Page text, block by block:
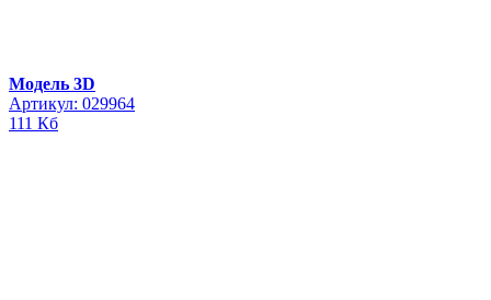
Модель 3D
Артикул: 029964
111 Кб